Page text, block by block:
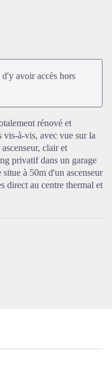
en plein écran
avoir accès hors
rénové et
vis-à-vis, avec vue sur la
clair et
privatif dans un garage
à 50m d'un ascenseur
direct au centre thermal et